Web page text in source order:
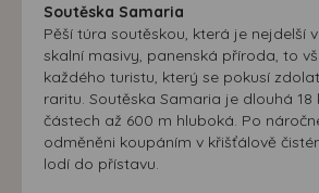
Soutěska Samaria
Pěší túra soutěskou, která je nejdelší
skalní masivy, panenská příroda, to
každého turistu, který se pokusí
raritu. Soutěska Samaria je dlouhá
částech až 600 m hluboká. Po
odměněni koupáním v křišťálově
lodí do přístavu.